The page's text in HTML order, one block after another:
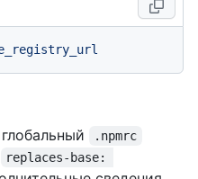
.npmrc
replaces-base: